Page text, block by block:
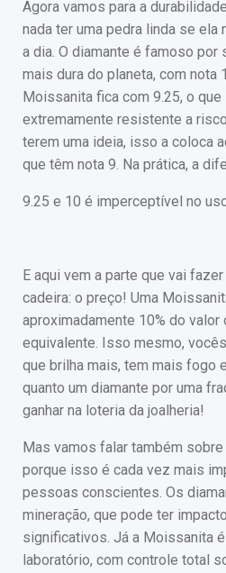
Agora vamos para a
nada ter uma pedra linda se ela
a dia. O diamante é famoso por
mais dura do planeta, com nota
Moissanita fica com 9.25, o
extremamente resistente a
terem uma ideia, isso a coloca
que têm nota 9. Na prática, a
9.25 e 10 é imperceptível no
E aqui vem a parte que vai
cadeira: o preço! Uma
aproximadamente 10% do valor
equivalente. Isso mesmo,
que brilha mais, tem mais fogo
quanto um diamante por uma
ganhar na loteria da joalheria!
Mas vamos falar também
porque isso é cada vez mais
pessoas conscientes. Os
mineração, que pode ter
significativos. Já a Moissanita
laboratório, com controle total